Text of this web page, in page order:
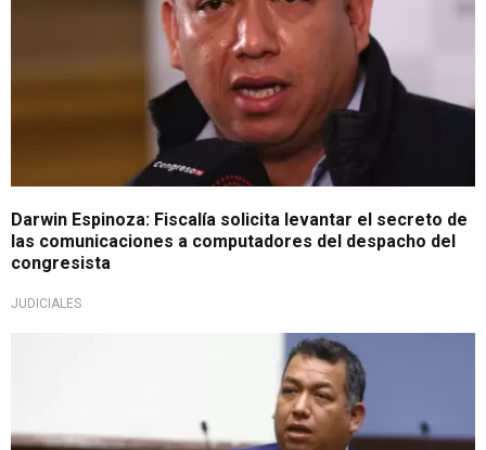
Darwin Espinoza: Fiscalía solicita levantar el secreto de
las comunicaciones a computadores del despacho del
congresista
JUDICIALES